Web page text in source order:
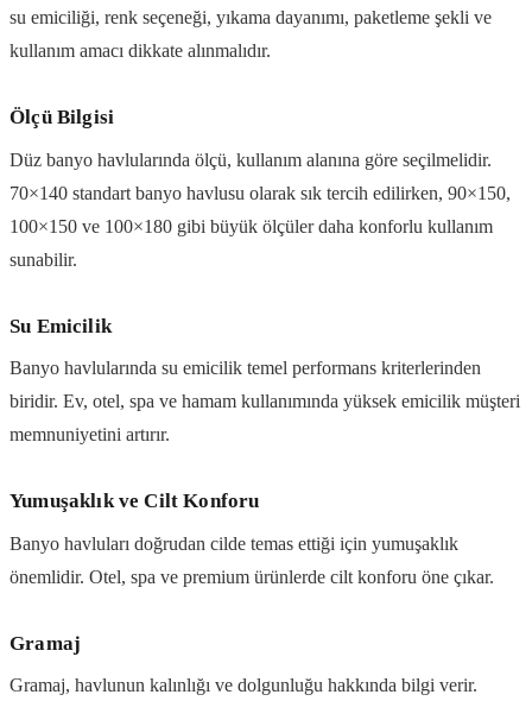
su emiciliği, renk seçeneği, yıkama dayanımı, paketleme şekli ve
kullanım amacı dikkate alınmalıdır.
Ölçü Bilgisi
Düz banyo havlularında ölçü, kullanım alanına göre seçilmelidir.
70×140 standart banyo havlusu olarak sık tercih edilirken, 90×150,
100×150 ve 100×180 gibi büyük ölçüler daha konforlu kullanım
sunabilir.
Su Emicilik
Banyo havlularında su emicilik temel performans kriterlerinden
biridir. Ev, otel, spa ve hamam kullanımında yüksek emicilik müşteri
memnuniyetini artırır.
Yumuşaklık ve Cilt Konforu
Banyo havluları doğrudan cilde temas ettiği için yumuşaklık
önemlidir. Otel, spa ve premium ürünlerde cilt konforu öne çıkar.
Gramaj
Gramaj, havlunun kalınlığı ve dolgunluğu hakkında bilgi verir.